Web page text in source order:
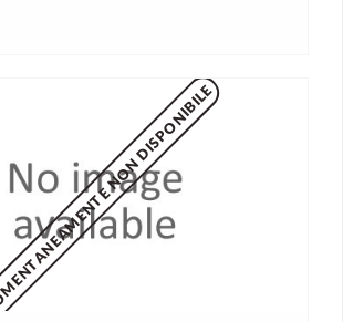
MOMENTANEAMENTE NON DISPONIBILE